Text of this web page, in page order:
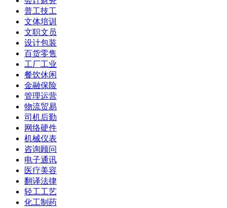
普工技工
文体培训
文职文员
设计包装
百货零售
工厂工业
餐饮休闲
金融保险
管理运营
物流贸易
司机后勤
网络硬件
机械仪表
咨询顾问
电子通讯
医疗美容
翻译法律
轻工工艺
化工制药